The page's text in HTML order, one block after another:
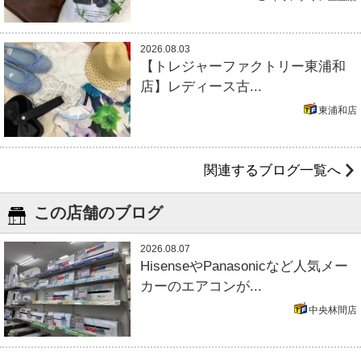
2026.08.03
【トレジャーファクトリー東浦和
店】レディース古...
東浦和店
関連するブログ一覧へ
この店舗のブログ
2026.08.07
HisenseやPanasonicなど人気メー
カーのエアコンが...
中央林間店